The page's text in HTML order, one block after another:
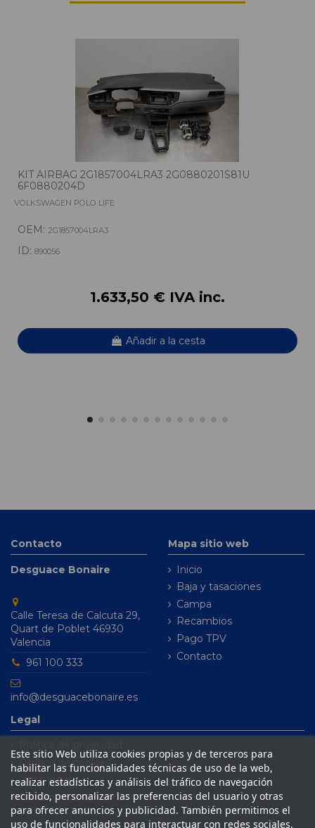
KIT AIRBAG 2G1857004LRA3 2G0880201S81U
6F0880204D
VOLKSWAGEN POLO LIFE
OEM: 2G1857004LRA3
ID: 890056
1.633,50 € IVA inc.
Añadir a la cesta
Contacto
Desguace Bonaire
Calle Teresa de Calcuta 29,
Quart de Poblet 46930
Valencia
961 100 333
info@desguacebonaire.es
Mapa sitio web
Inicio
Baja y tasaciones
Campa
Recambios
Pago TPV
Contacto
Legal
Política de cookies
Aviso legal
Condiciones de venta
Este sitio Web utiliza cookies propias y de terceros para
habilitar las funcionalidades técnicas de uso de la web,
realizar estadísticas y análisis del tráfico de navegación
recibido, personalizar las preferencias del usuario y otras
para ofrecer anuncios y publicidad. También permitimos el
uso de funcionalidades para interactuar con redes sociales.